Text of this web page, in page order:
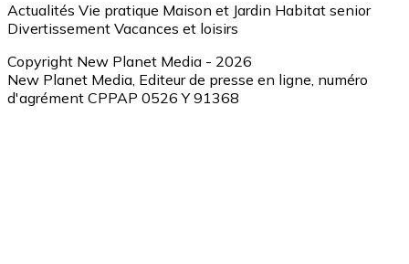
Actualités Vie pratique Maison et Jardin Habitat senior
Divertissement Vacances et loisirs
Copyright New Planet Media - 2026
New Planet Media, Editeur de presse en ligne, numéro
d'agrément CPPAP 0526 Y 91368